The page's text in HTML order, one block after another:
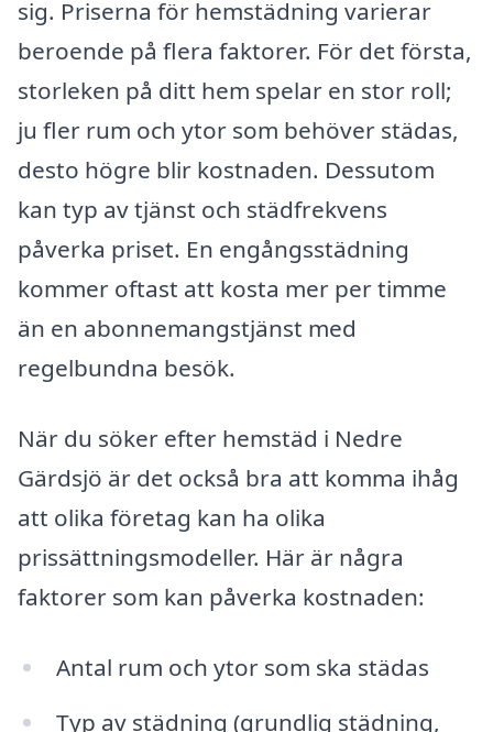
sig. Priserna för hemstädning varierar
beroende på flera faktorer. För det första,
storleken på ditt hem spelar en stor roll;
ju fler rum och ytor som behöver städas,
desto högre blir kostnaden. Dessutom
kan typ av tjänst och städfrekvens
påverka priset. En engångsstädning
kommer oftast att kosta mer per timme
än en abonnemangstjänst med
regelbundna besök.
När du söker efter hemstäd i Nedre
Gärdsjö är det också bra att komma ihåg
att olika företag kan ha olika
prissättningsmodeller. Här är några
faktorer som kan påverka kostnaden:
Antal rum och ytor som ska städas
Typ av städning (grundlig städning,